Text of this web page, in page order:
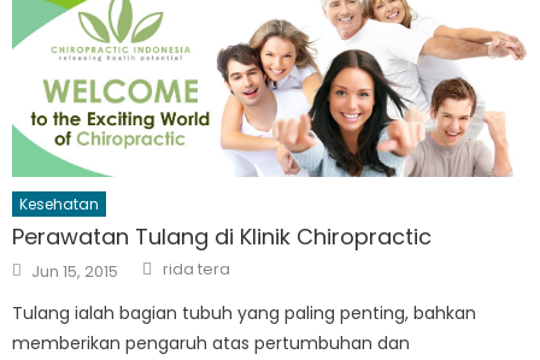
Kesehatan
Perawatan Tulang di Klinik Chiropractic
Posted
on
Jun 15, 2015 Author
rida tera
Tulang ialah bagian tubuh yang paling penting, bahkan
memberikan pengaruh atas pertumbuhan dan